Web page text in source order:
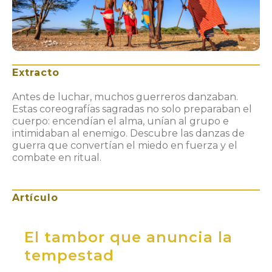
Extracto
Antes de luchar, muchos guerreros danzaban.
Estas coreografías sagradas no solo preparaban el
cuerpo: encendían el alma, unían al grupo e
intimidaban al enemigo. Descubre las danzas de
guerra que convertían el miedo en fuerza y el
combate en ritual.
Artículo
El tambor que anuncia la
tempestad